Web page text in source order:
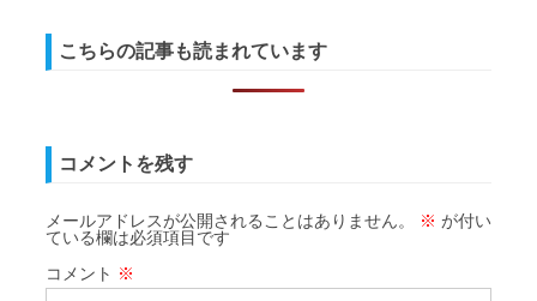
こちらの記事も読まれています
コメントを残す
メールアドレスが公開されることはありません。 ※ が付い
ている欄は必須項目です
コメント ※